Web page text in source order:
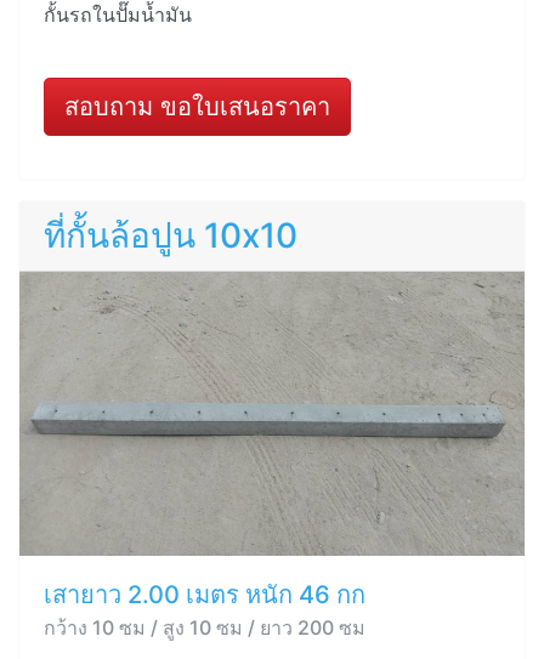
กั้นรถในปั๊มน้ำมัน
สอบถาม ขอใบเสนอราคา
ที่กั้นล้อปูน 10x10
เสายาว 2.00 เมตร หนัก 46 กก
กว้าง 10 ซม / สูง 10 ซม / ยาว 200 ซม